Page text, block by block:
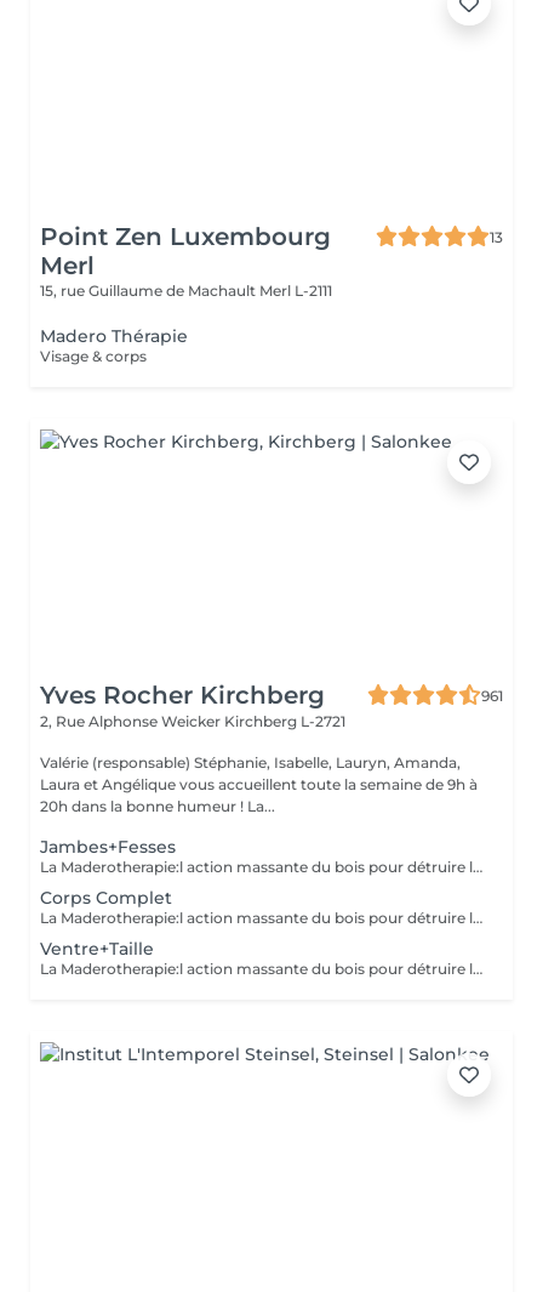
Point Zen Luxembourg
Merl
13
15, rue Guillaume de Machault Merl L-2111
Madero Thérapie
Visage & corps
Yves Rocher Kirchberg
961
2, Rue Alphonse Weicker Kirchberg L-2721
Valérie (responsable) Stéphanie, Isabelle, Lauryn, Amanda,
Laura et Angélique vous accueillent toute la semaine de 9h à
20h dans la bonne humeur ! La...
Jambes+Fesses
La Maderotherapie:l action massante du bois pour détruire la cellulite. *Active la circulation sanguine et lymphatique *Réduit les tensions musculaires. *Raffermie et tonifie la peau.
Corps Complet
La Maderotherapie:l action massante du bois pour détruire la cellulite. *Active la circulation sanguine et lymphatique *Réduit les tensions musculaires. *Raffermie et tonifie la peau.
Ventre+Taille
La Maderotherapie:l action massante du bois pour détruire la cellulite. *Active la circulation sanguine et lymphatique *Réduit les tensions musculaires. *Raffermie et tonifie la peau.